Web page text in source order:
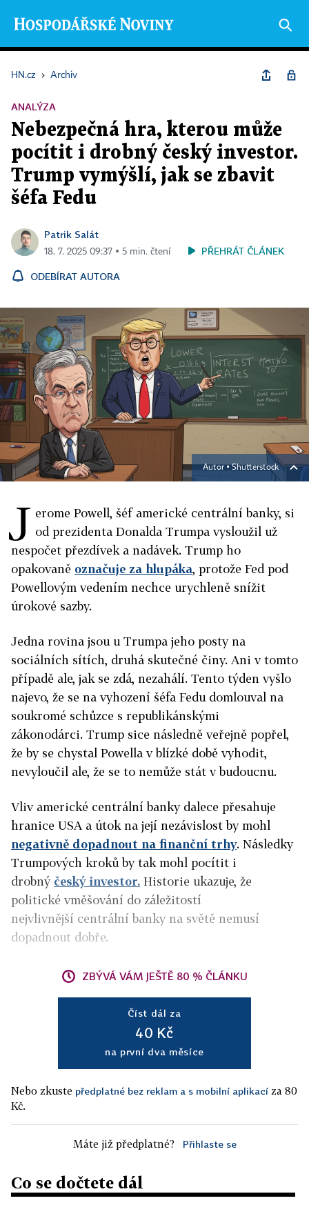
HN.cz › Archiv
ANALÝZA
Nebezpečná hra, kterou může
pocítit i drobný český investor.
Trump vymýšlí, jak se zbavit
šéfa Fedu
Patrik Salát
18. 7. 2025 09:37 ▪ 5 min. čtení PŘEHRÁT ČLÁNEK
ODEBÍRAT AUTORA
Autor ▪Shutterstock
J erome Powell, šéf americké centrální banky, si
od prezidenta Donalda Trumpa vysloužil už
nespočet přezdívek a nadávek. Trump ho
opakovaně označuje za hlupáka, protože Fed pod
Powellovým vedením nechce urychleně snížit
úrokové sazby.
Jedna rovina jsou u Trumpa jeho posty na
sociálních sítích, druhá skutečné činy. Ani v tomto
případě ale, jak se zdá, nezahálí. Tento týden vyšlo
najevo, že se na vyhození šéfa Fedu domlouval na
soukromé schůzce s republikánskými
zákonodárci. Trump sice následně veřejně popřel,
že by se chystal Powella v blízké době vyhodit,
nevyloučil ale, že se to nemůže stát v budoucnu.
Vliv americké centrální banky dalece přesahuje
hranice USA a útok na její nezávislost by mohl
negativně dopadnout na finanční trhy. Následky
Trumpových kroků by tak mohl pocítit i
drobný český investor. Historie ukazuje, že
politické vměšování do záležitostí
nejvlivnější centrální banky na světě nemusí
dopadnout dobře.
ZBÝVÁ VÁM JEŠTĚ 80 % ČLÁNKU
Číst dál za
40 Kč
na první dva měsíce
Nebo zkuste předplatné bez reklam a s mobilní aplikací za 80
Kč.
Máte již předplatné? Přihlaste se
Co se dočtete dál